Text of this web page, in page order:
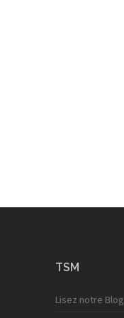
TSM
Lisez notre Blog